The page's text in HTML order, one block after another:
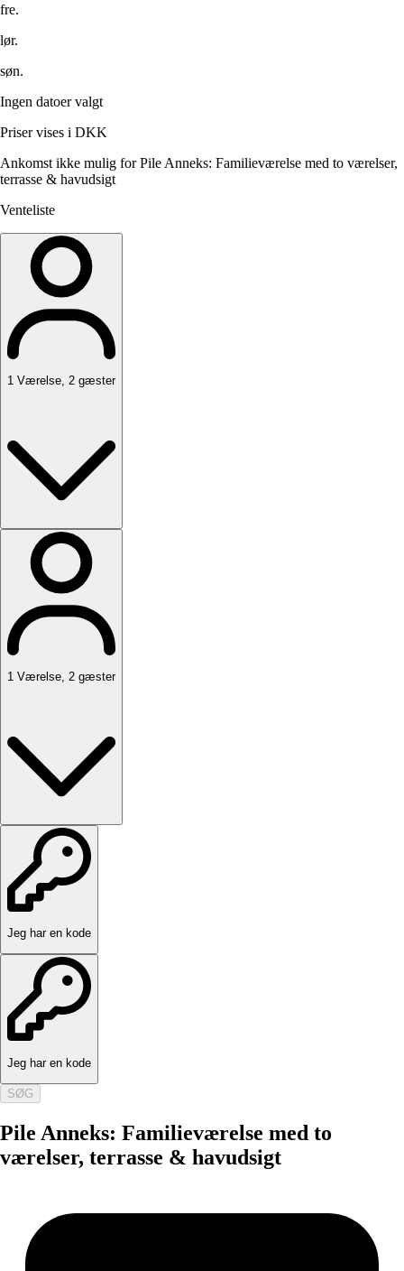
fre.
lør.
søn.
Ingen datoer valgt
Priser vises i DKK
Ankomst ikke mulig for Pile Anneks: Familieværelse med to værelser,
terrasse & havudsigt
Venteliste
1 Værelse, 2 gæster
1 Værelse, 2 gæster
Jeg har en kode
Jeg har en kode
SØG
Pile Anneks: Familieværelse med to
værelser, terrasse & havudsigt